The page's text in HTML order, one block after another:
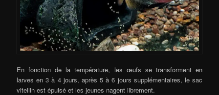
En fonction de la température, les œufs se transforment en
larves en 3 à 4 jours, après 5 à 6 jours supplémentaires, le sac
vitellin est épuisé et les jeunes nagent librement.